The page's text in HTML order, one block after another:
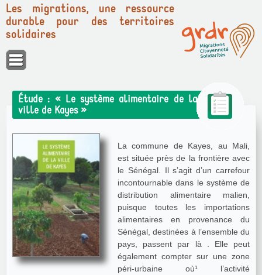
Panneau de gestion des cookies
Les migrations, une ressource
durable pour des territoires
solidaires
Étude : « Le système alimentaire de la
ville de Kayes »
La commune de Kayes, au Mali,
est située près de la frontière avec
le Sénégal. Il s’agit d’un carrefour
incontournable dans le système de
distribution alimentaire malien,
puisque toutes les importations
alimentaires en provenance du
Sénégal, destinées à l’ensemble du
pays, passent par là . Elle peut
également compter sur une zone
péri-urbaine où¹ l’activité